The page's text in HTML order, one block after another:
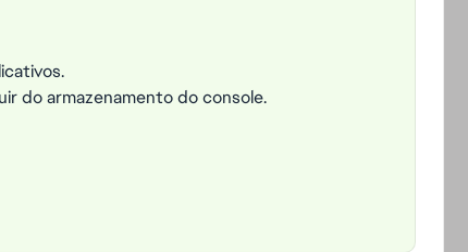
do armazenamento do console.